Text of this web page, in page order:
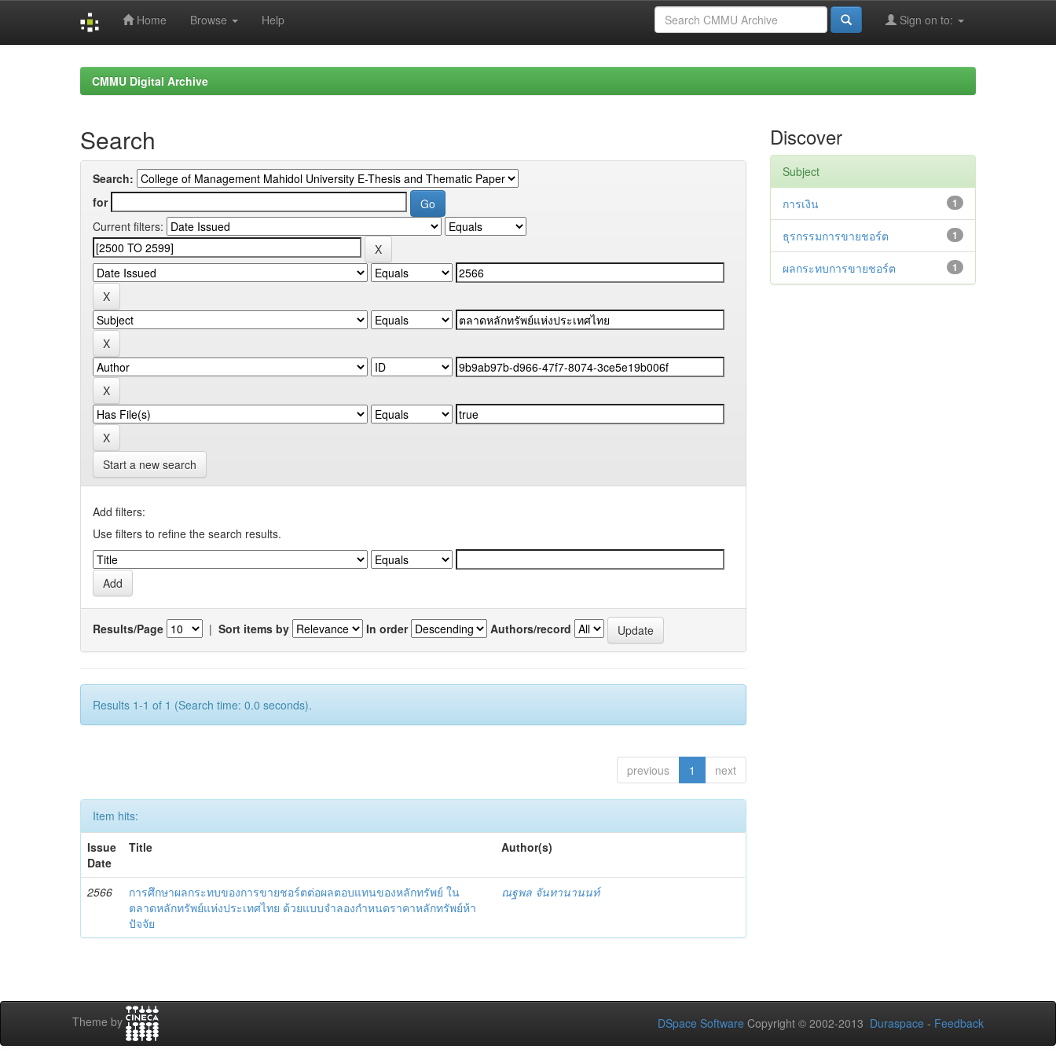
Home Browse Help Sign on to:
CMMU Digital Archive
Search
Search:
for
Current filters:
Start a new search
Add filters:
Use filters to refine the search results.
Results/Page | Sort items by In order Authors/record
Results 1-1 of 1 (Search time: 0.0 seconds).
previous 1 next
Item hits:
Issue
Date
Title Author(s)
2566
การศึกษาผลกระทบของการขายชอร์ตต่อผลตอบแทนของหลักทรัพย์ ใน
ตลาดหลักทรัพย์แห่งประเทศไทย ด้วยแบบจำลองกำหนดราคาหลักทรัพย์ห้า
ปัจจัย
ณฐพล จันทานานนท์
Discover
Subject
1
การเงิน
1
ธุรกรรมการขายชอร์ต
1
ผลกระทบการขายชอร์ต
Theme by DSpace Software Copyright © 2002-2013 Duraspace - Feedback